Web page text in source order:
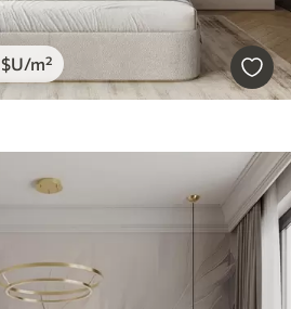
$U/m²